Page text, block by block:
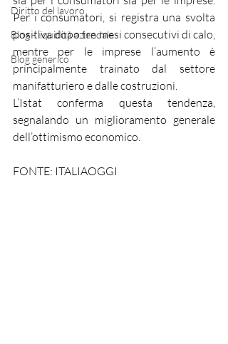
Diritto del lavoro
Blog - liquidità aziendale
Blog generico
Per i consumatori, si registra una svolta
positiva dopo tre mesi consecutivi di calo,
mentre per le imprese l’aumento è
principalmente trainato dal settore
manifatturiero e dalle costruzioni.
L’Istat conferma questa tendenza,
segnalando un miglioramento generale
dell’ottimismo economico.
FONTE: ITALIAOGGI